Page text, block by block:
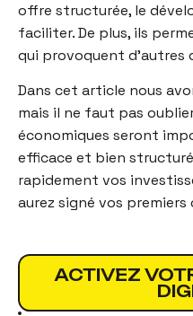
offre structurée, le
faciliter. De plus, ils
qui provoquent d’autres
Dans cet article nous
mais il ne faut pas
économiques seront
efficace et bien
rapidement vos
aurez signé vos
ACTIVEZ